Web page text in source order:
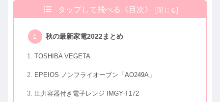
タップして飛べる《目次》
秋の最新家電2022まとめ
TOSHIBA VEGETA
EPEIOS ノンフライオーブン「AO249A」
圧力容器付き電子レンジ IMGY-T172